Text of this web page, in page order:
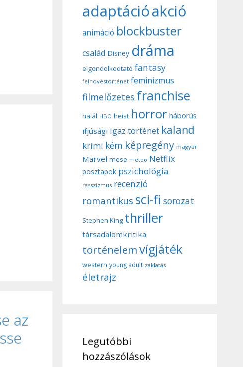
az
adaptációakció
animáció blockbuster
család Disney dráma
elgondolkodtató fantasy
felnövéstörténet feminizmus
filmelőzetes franchise
halál HBO heist horror háborús
ifjúsági igaz történet kaland
krimi kém képregény magyar
Marvel mese metoo Netflix
posztapok pszichológia
rasszizmus recenzió
romantikus sci-fi sorozat
Stephen King thriller
társadalomkritika
történelemvígjáték
western young adult zaklatás
életrajz
Legutóbbi
hozzászólások